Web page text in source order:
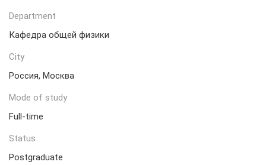
Department
Кафедра общей физики
City
Россия, Москва
Mode of study
Full-time
Status
Postgraduate